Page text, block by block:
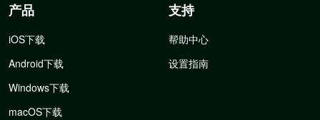
产品
iOS下载
Android下载
Windows下载
macOS下载
支持
帮助中心
设置指南